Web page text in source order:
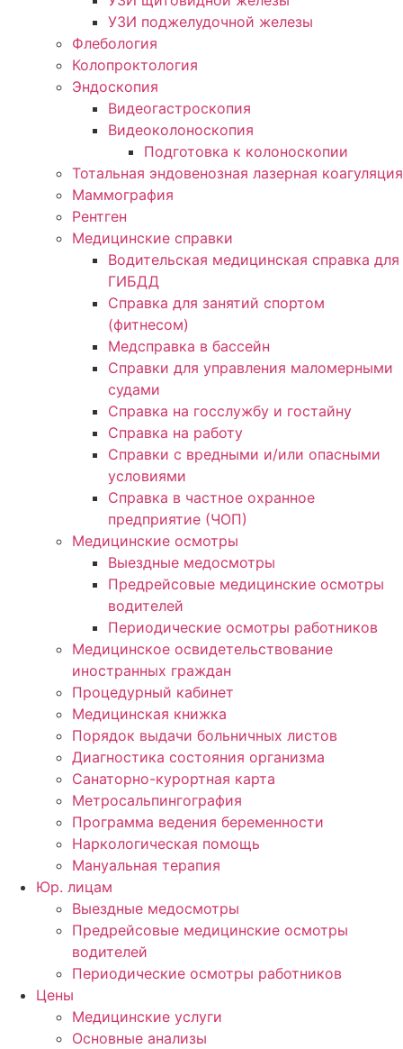
УЗИ поджелудочной железы
Флебология
Колопроктология
Эндоскопия
Видеогастроскопия
Видеоколоноскопия
Подготовка к колоноскопии
Тотальная эндовенозная лазерная коагуляция
Маммография
Рентген
Медицинские справки
Водительская медицинская справка для
ГИБДД
Справка для занятий спортом
(фитнесом)
Медсправка в бассейн
Справки для управления маломерными
судами
Справка на госслужбу и гостайну
Справка на работу
Cправки с вредными и/или опасными
условиями
Справка в частное охранное
предприятие (ЧОП)
Медицинские осмотры
Выездные медосмотры
Предрейсовые медицинские осмотры
водителей
Периодические осмотры работников
Медицинское освидетельствование
иностранных граждан
Процедурный кабинет
Медицинская книжка
Порядок выдачи больничных листов
Диагностика состояния организма
Санаторно-курортная карта
Метросальпингография
Программа ведения беременности
Наркологическая помощь
Мануальная терапия
Юр. лицам
Выездные медосмотры
Предрейсовые медицинские осмотры
водителей
Периодические осмотры работников
Цены
Медицинские услуги
Основные анализы